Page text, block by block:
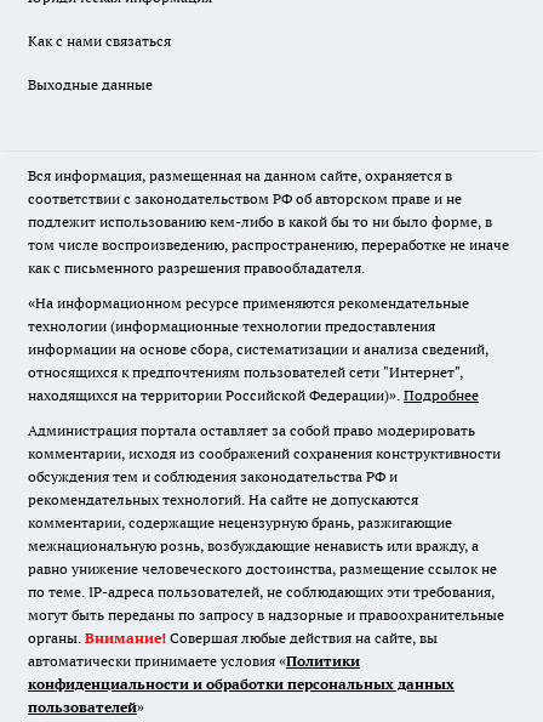
Как с нами связаться
Выходные данные
Вся информация, размещенная на данном сайте, охраняется в
соответствии с законодательством РФ об авторском праве и не
подлежит использованию кем-либо в какой бы то ни было форме, в
том числе воспроизведению, распространению, переработке не иначе
как с письменного разрешения правообладателя.
«На информационном ресурсе применяются рекомендательные
технологии (информационные технологии предоставления
информации на основе сбора, систематизации и анализа сведений,
относящихся к предпочтениям пользователей сети "Интернет",
находящихся на территории Российской Федерации)». Подробнее
Администрация портала оставляет за собой право модерировать
комментарии, исходя из соображений сохранения конструктивности
обсуждения тем и соблюдения законодательства РФ и
рекомендательных технологий. На сайте не допускаются
комментарии, содержащие нецензурную брань, разжигающие
межнациональную рознь, возбуждающие ненависть или вражду, а
равно унижение человеческого достоинства, размещение ссылок не
по теме. IP-адреса пользователей, не соблюдающих эти требования,
могут быть переданы по запросу в надзорные и правоохранительные
органы. Внимание! Совершая любые действия на сайте, вы
автоматически принимаете условия «Политики
конфиденциальности и обработки персональных данных
пользователей»